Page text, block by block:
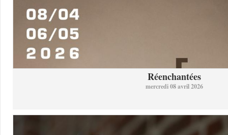
Réenchantées
mercredi 08 avril 2026